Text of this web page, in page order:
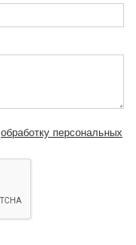
обработку персональных